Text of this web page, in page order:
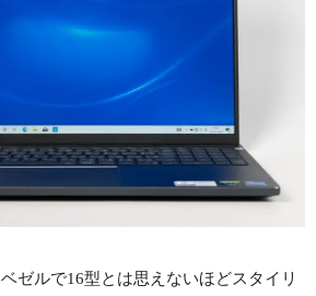
ゼルで16型とは思えないほどスタイリ